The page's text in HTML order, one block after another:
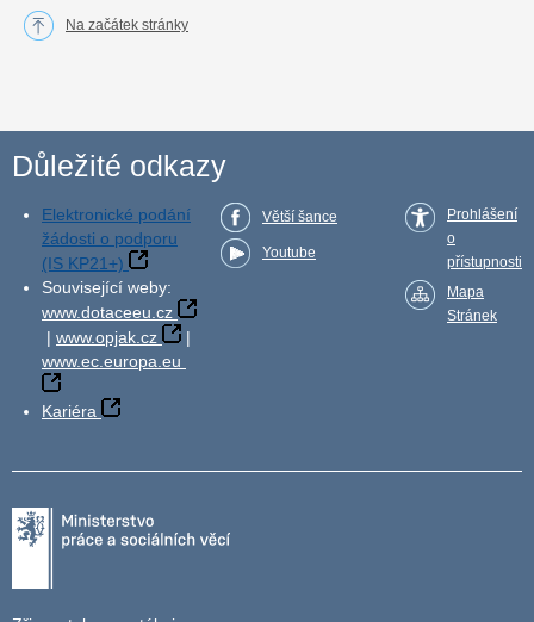
Na začátek stránky
Důležité odkazy
Elektronické podání
žádosti o podporu
(IS KP21+)
Související weby:
www.dotaceeu.cz
| www.opjak.cz
|
www.ec.europa.eu
Kariéra
Větší šance
Youtube
Prohlášení
o
přístupnosti
Mapa
Stránek